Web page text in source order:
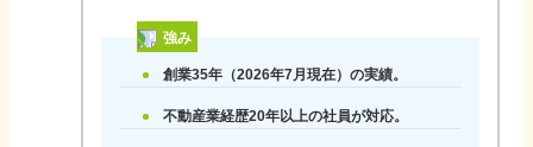
強み
創業35年（2026年7月現在）の実績。
不動産業経歴20年以上の社員が対応。